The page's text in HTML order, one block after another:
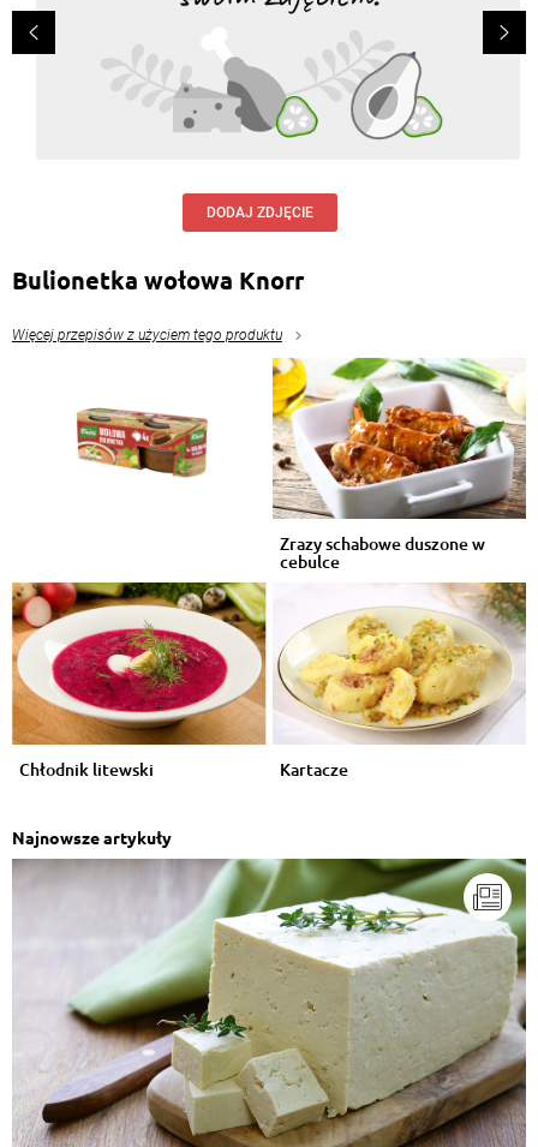
DODAJ ZDJĘCIE
Bulionetka wołowa Knorr
Więcej przepisów z użyciem tego produktu
Zrazy schabowe duszone w
cebulce
Chłodnik litewski Kartacze
Najnowsze artykuły